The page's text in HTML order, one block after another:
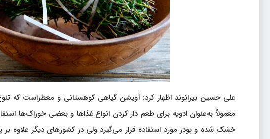
علی حسین بیرانوند اظهار کرد: آویشن گیاهی کوهستانی و معطراست که
معمولاً به‌عنوان ادویه برای طعم ‌دار کردن انواع غذاها و بعضی خوراک‌ها
خشک شده و پودر مورد استفاده قرار می‌گیرد ولی در کشورهای دیگر علاوه بر